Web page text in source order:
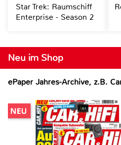
Neu im Shop
ePaper Jahres-Archive, z.B.
Star Trek: Raumschiff
Enterprise - Season 2